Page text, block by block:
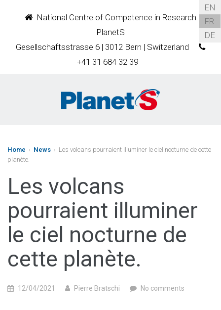
National Centre of Competence in Research
PlanetS
Gesellschaftsstrasse 6 | 3012 Bern | Switzerland
+41 31 684 32 39
EN
FR
DE
Home › News › Les volcans pourraient illuminer le ciel nocturne de cette
planète.
Les volcans
pourraient illuminer
le ciel nocturne de
cette planète.
12/04/2021 Pierre Bratschi No comments